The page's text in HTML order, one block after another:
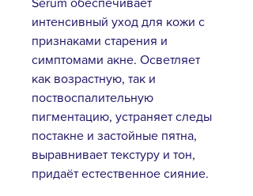
Serum обеспечивает
интенсивный уход для кожи с
признаками старения и
симптомами акне. Осветляет
как возрастную, так и
поствоспалительную
пигментацию, устраняет следы
постакне и застойные пятна,
выравнивает текстуру и тон,
придаёт естественное сияние.